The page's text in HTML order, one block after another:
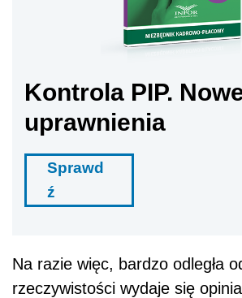
Kontrola PIP.
uprawnienia
Sprawd
ź
Na razie więc, bardzo odległa
rzeczywistości wydaje się